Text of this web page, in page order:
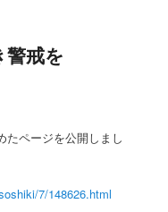
警戒を
たページを公開しまし
7/148626.html